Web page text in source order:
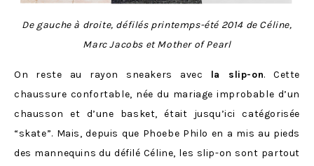
De gauche à droite, défilés printemps-été 2014 de Céline,
Marc Jacobs et Mother of Pearl
On reste au rayon sneakers avec la slip-on. Cette
chaussure confortable, née du mariage improbable d’un
chausson et d’une basket, était jusqu’ici catégorisée
“skate”. Mais, depuis que Phoebe Philo en a mis au pieds
des mannequins du défilé Céline, les slip-on sont partout